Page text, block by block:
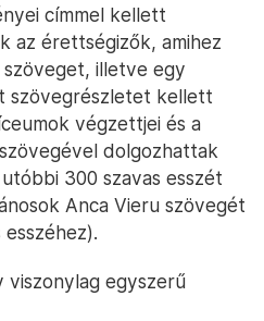
címmel kellett
az érettségizők, amihez
illetve egy
szövegrészletet kellett
végzettjei és a
dolgozhattak
300 szavas esszét
Anca Vieru szövegét
egyszerű